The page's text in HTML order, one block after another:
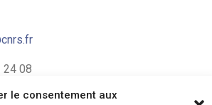
le consentement aux
24 08